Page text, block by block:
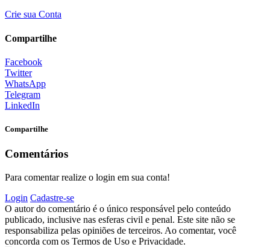
Crie sua Conta
Compartilhe
Facebook
Twitter
WhatsApp
Telegram
LinkedIn
Compartilhe
Comentários
Para comentar realize o login em sua conta!
Login Cadastre-se
O autor do comentário é o único responsável pelo conteúdo
publicado, inclusive nas esferas civil e penal. Este site não se
responsabiliza pelas opiniões de terceiros. Ao comentar, você
concorda com os Termos de Uso e Privacidade.